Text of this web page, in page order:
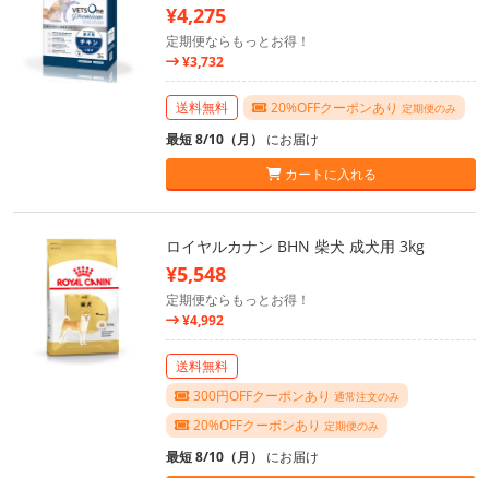
¥4,275
定期便ならもっとお得！
¥3,732
送料無料 20%OFFクーポンあり 定期便のみ
最短 8/10（月） にお届け
カートに入れる
ロイヤルカナン BHN 柴犬 成犬用 3kg
¥5,548
定期便ならもっとお得！
¥4,992
送料無料
300円OFFクーポンあり 通常注文のみ
20%OFFクーポンあり 定期便のみ
最短 8/10（月） にお届け